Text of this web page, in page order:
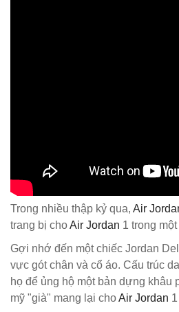
Trong nhiều thập kỷ qua, Air
trang bị choAir Jordan 1 trong
Gợi nhớ đến một chiếc Jordan
vực gót chân và cổ áo. Cấu trúc
họ để ủng hộ một bản dựng
mỹ "già" mang lại choAir Jordan